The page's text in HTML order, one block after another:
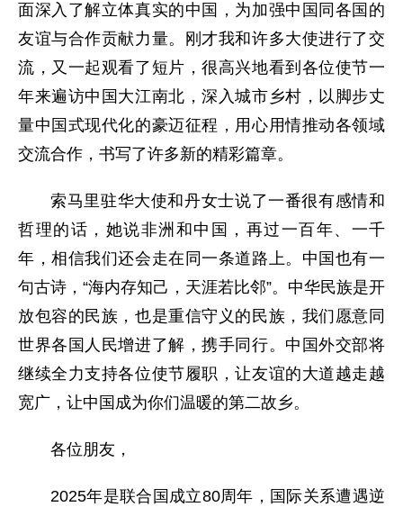
面深入了解立体真实的中国，为加强中国同各国的
友谊与合作贡献力量。刚才我和许多大使进行了交
流，又一起观看了短片，很高兴地看到各位使节一
年来遍访中国大江南北，深入城市乡村，以脚步丈
量中国式现代化的豪迈征程，用心用情推动各领域
交流合作，书写了许多新的精彩篇章。
索马里驻华大使和丹女士说了一番很有感情和
哲理的话，她说非洲和中国，再过一百年、一千
年，相信我们还会走在同一条道路上。中国也有一
句古诗，“海内存知己，天涯若比邻”。中华民族是开
放包容的民族，也是重信守义的民族，我们愿意同
世界各国人民增进了解，携手同行。中国外交部将
继续全力支持各位使节履职，让友谊的大道越走越
宽广，让中国成为你们温暖的第二故乡。
各位朋友，
2025年是联合国成立80周年，国际关系遭遇逆